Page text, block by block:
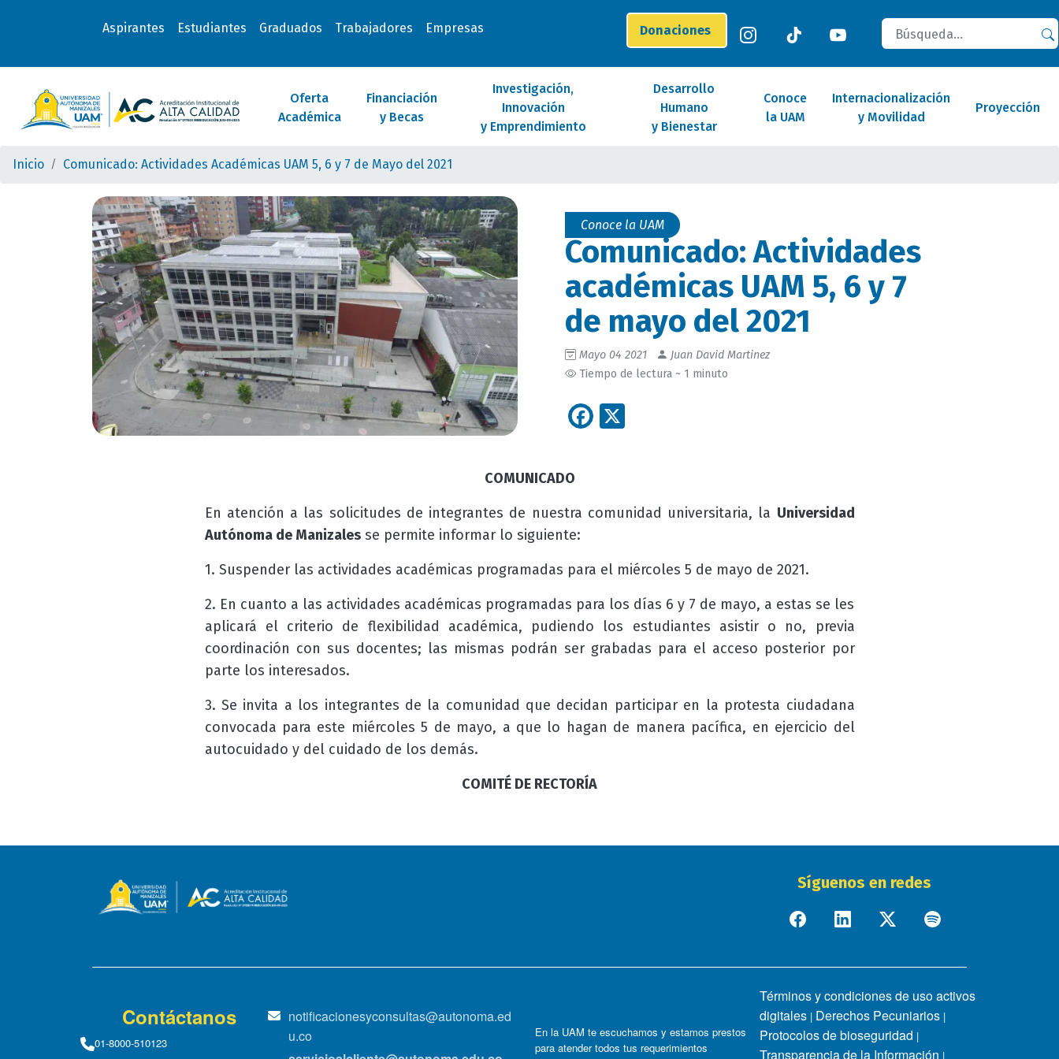
Aspirantes Estudiantes Graduados Trabajadores Empresas Donaciones
Buscar
Oferta
Académica
Financiación
y Becas
Investigación,
Innovación
y Emprendimiento
Desarrollo
Humano
y Bienestar
Conoce
la UAM
Internacionalización
y Movilidad
Proyección
Inicio Comunicado: Actividades Académicas UAM 5, 6 y 7 de Mayo del 2021
Conoce la UAM
Comunicado: Actividades
académicas UAM 5, 6 y 7
de mayo del 2021
Mayo 04 2021
Juan David Martinez
Tiempo de lectura ~ 1 minuto
Facebook
COMUNICADO
En atención a las solicitudes de integrantes de nuestra comunidad universitaria, la Universidad
Autónoma de Manizalesse permite informar lo siguiente:
1. Suspender las actividades académicas programadas para el miércoles 5 de mayo de 2021.
2. En cuanto a las actividades académicas programadas para los días 6 y 7 de mayo, a estas se les
aplicará el criterio de flexibilidad académica, pudiendo los estudiantes asistir o no, previa
coordinación con sus docentes; las mismas podrán ser grabadas para el acceso posterior por
parte los interesados.
3. Se invita a los integrantes de la comunidad que decidan participar en la protesta ciudadana
convocada para este miércoles 5 de mayo, a que lo hagan de manera pacífica, en ejercicio del
autocuidado y del cuidado de los demás.
COMITÉ DE RECTORÍA
Síguenos en redes
Contáctanos
01-8000-510123
notificacionesyconsultas@autonoma.ed
u.co
En la UAM te escuchamos y estamos prestos
para atender todos tus requerimientos
Términos y condiciones de uso activos
digitales | Derechos Pecuniarios |
Protocolos de bioseguridad |
Transparencia de la Información |